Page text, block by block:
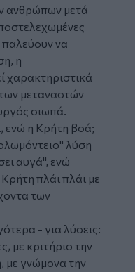
ανθρώπων μετά
παλεύουν να
η
χαρακτηριστικά
μεταναστών
σιωπά.
ενώ η Κρήτη βοά;
λύση
αυγά", ενώ
πλάι πλάι με
των
- για λύσεις:
με κριτήριο την
με γνώμονα την